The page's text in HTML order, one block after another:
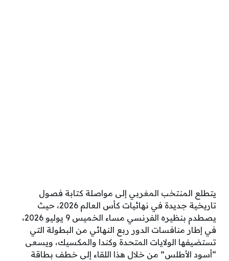
يتطلع المنتخب المغربي إلى مواصلة كتابة فصول
تاريخية جديدة في نهائيات كأس العالم 2026، حيث
يصطدم بنظيره الفرنسي مساء الخميس 9 يوليو 2026،
في إطار منافسات الدور ربع النهائي من البطولة التي
تستضيفها الولايات المتحدة وكندا والمكسيك، ويسعى
“أسود الأطلس” من خلال هذا اللقاء إلى خطف بطاقة